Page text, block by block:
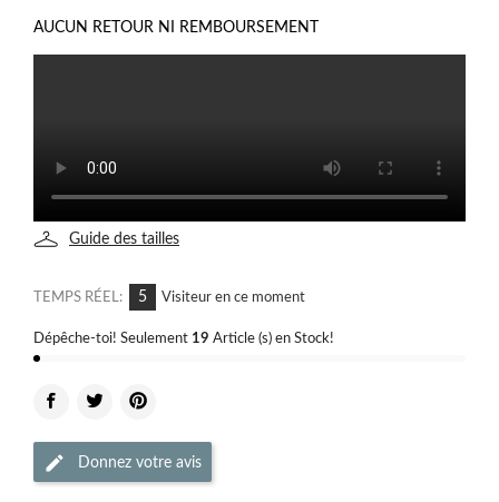
AUCUN RETOUR NI REMBOURSEMENT
Guide des tailles
TEMPS RÉEL: 5 Visiteur en ce moment
Dépêche-toi! Seulement 19 Article (s) en Stock!
Donnez votre avis